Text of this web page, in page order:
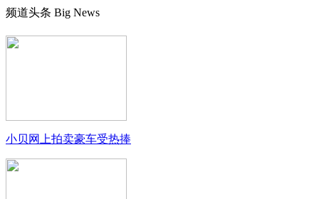
频道头条 Big News
小贝网上拍卖豪车受热捧